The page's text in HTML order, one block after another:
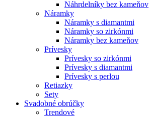
Náhrdelníky bez kameňov
Náramky
Náramky s diamantmi
Náramky so zirkónmi
Náramky bez kameňov
Prívesky
Prívesky so zirkónmi
Prívesky s diamantmi
Prívesky s perlou
Retiazky
Sety
Svadobné obrúčky
Trendové